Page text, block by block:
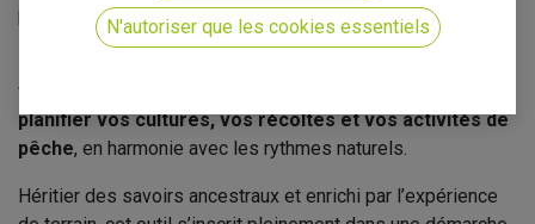
pratiques agricoles et lagonaires au quotidien.
vous propose des repères et conseils pratiques pour
planifier vos cultures, vos récoltes et vos activités de
pêche, en harmonie avec les rythmes naturels.
Héritier des savoirs ancestraux et enrichi par l’expérience
N'autoriser que les cookies essentiels